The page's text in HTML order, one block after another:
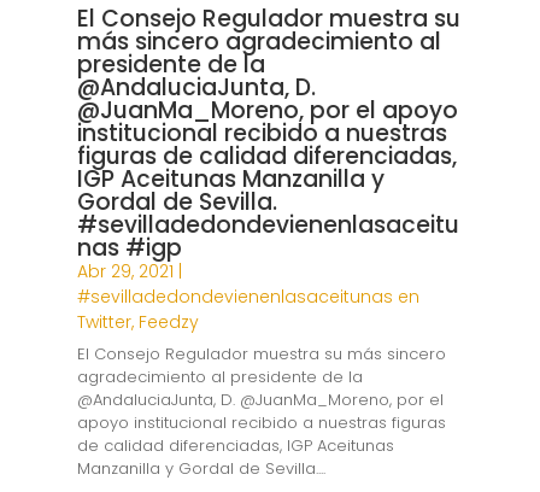
El Consejo Regulador muestra su
más sincero agradecimiento al
presidente de la
@AndaluciaJunta, D.
@JuanMa_Moreno, por el apoyo
institucional recibido a nuestras
figuras de calidad diferenciadas,
IGP Aceitunas Manzanilla y
Gordal de Sevilla.
#sevilladedondevienenlasaceitu
nas #igp
Abr 29, 2021 |
#sevilladedondevienenlasaceitunas en
Twitter, Feedzy
El Consejo Regulador muestra su más sincero
agradecimiento al presidente de la
@AndaluciaJunta, D. @JuanMa_Moreno, por el
apoyo institucional recibido a nuestras figuras
de calidad diferenciadas, IGP Aceitunas
Manzanilla y Gordal de Sevilla....